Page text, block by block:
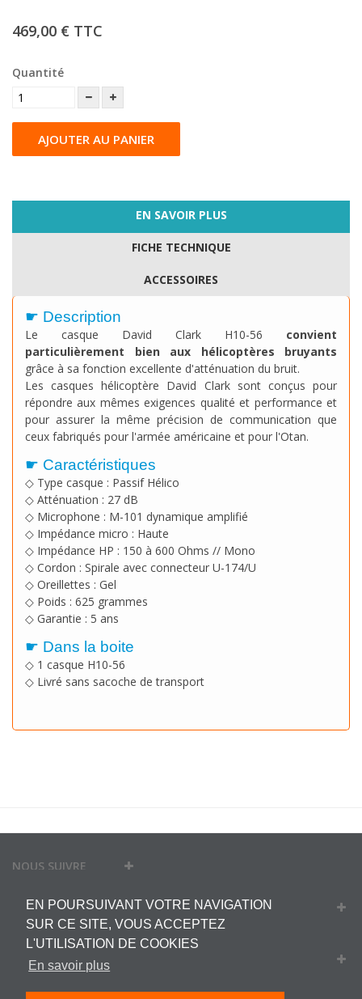
EN POURSUIVANT VOTRE NAVIGATION
SUR CE SITE, VOUS ACCEPTEZ
L'UTILISATION DE COOKIES
En savoir plus
469,00 € TTC
Quantité
AJOUTER AU PANIER
EN SAVOIR PLUS
FICHE TECHNIQUE
ACCESSOIRES
☛ Description
Le casque David Clark H10-56 convient
particulièrement bien aux hélicoptères bruyants
grâce à sa fonction excellente d'atténuation du bruit.
Les casques hélicoptère David Clark sont conçus pour
répondre aux mêmes exigences qualité et performance et
pour assurer la même précision de communication que
ceux fabriqués pour l'armée américaine et pour l'Otan.
☛ Caractéristiques
◇ Type casque : Passif Hélico
◇ Atténuation : 27 dB
◇ Microphone : M-101 dynamique amplifié
◇ Impédance micro : Haute
◇ Impédance HP : 150 à 600 Ohms // Mono
◇ Cordon : Spirale avec connecteur U-174/U
◇ Oreillettes : Gel
◇ Poids : 625 grammes
◇ Garantie : 5 ans
☛ Dans la boite
◇ 1 casque H10-56
◇ Livré sans sacoche de transport
NOUS SUIVRE
MON COMPTE
INFORMATIONS